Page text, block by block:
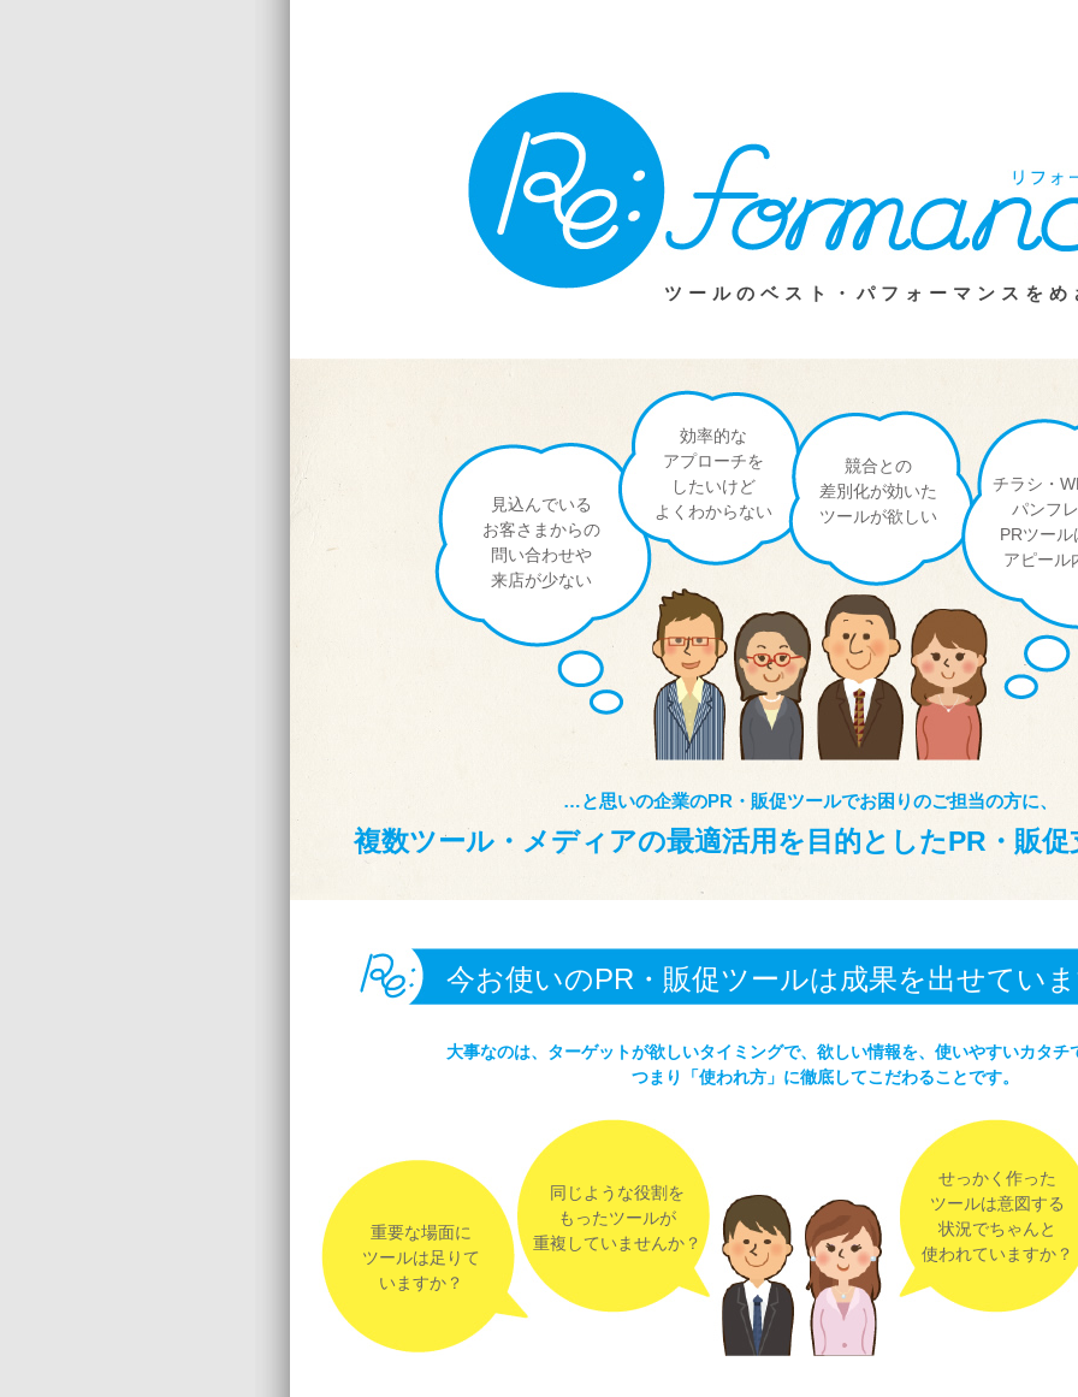
ツールのベスト・パフォーマンスを
見込んでいる
お客さまからの
問い合わせや
来店が少ない
効率的な
アプローチを
したいけど
よくわからない
競合との
差別化が効いた
ツールが欲しい
チラシ・
パンフ
PRツー
アピール
…と思いの企業のPR・販促ツールでお困りのご担当の方に、
複数ツール・メディアの最適活用を目的としたPR・販
今お使いのPR・販促ツールは成果を出せてい
大事なのは、ターゲットが欲しいタイミングで、欲しい情報を、使いやすいカタチ
つまり「使われ方」に徹底してこだわることです。
重要な場面に
ツールは足りて
いますか？
同じような役割を
もったツールが
重複していませんか？
せっかく作った
ツールは意図する
状況でちゃんと
使われていますか？